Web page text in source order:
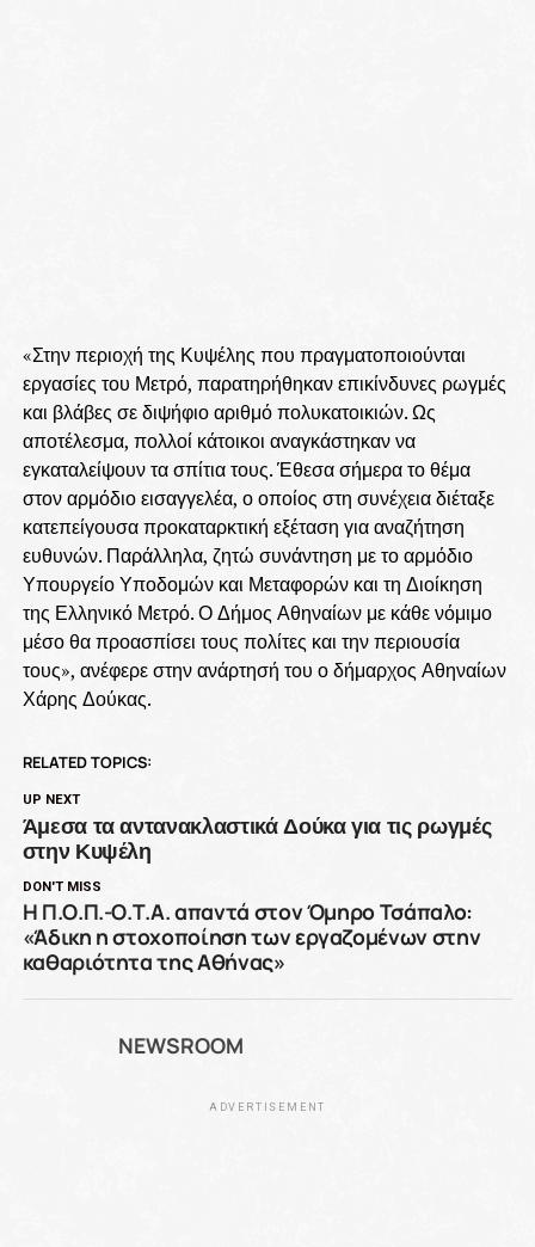
«Στην περιοχή της Κυψέλης που πραγματοποιούνται
εργασίες του Μετρό, παρατηρήθηκαν επικίνδυνες ρωγμές
και βλάβες σε διψήφιο αριθμό πολυκατοικιών. Ως
αποτέλεσμα, πολλοί κάτοικοι αναγκάστηκαν να
εγκαταλείψουν τα σπίτια τους. Έθεσα σήμερα το θέμα
στον αρμόδιο εισαγγελέα, ο οποίος στη συνέχεια διέταξε
κατεπείγουσα προκαταρκτική εξέταση για αναζήτηση
ευθυνών. Παράλληλα, ζητώ συνάντηση με το αρμόδιο
Υπουργείο Υποδομών και Μεταφορών και τη Διοίκηση
της Ελληνικό Μετρό. Ο Δήμος Αθηναίων με κάθε νόμιμο
μέσο θα προασπίσει τους πολίτες και την περιουσία
τους», ανέφερε στην ανάρτησή του ο δήμαρχος Αθηναίων
Χάρης Δούκας.
RELATED TOPICS:
UP NEXT
Άμεσα τα αντανακλαστικά Δούκα για τις ρωγμές
στην Κυψέλη
DON'T MISS
Η Π.Ο.Π.-Ο.Τ.Α. απαντά στον Όμηρο Τσάπαλο:
«Άδικη η στοχοποίηση των εργαζομένων στην
καθαριότητα της Αθήνας»
NEWSROOM
ADVERTISEMENT